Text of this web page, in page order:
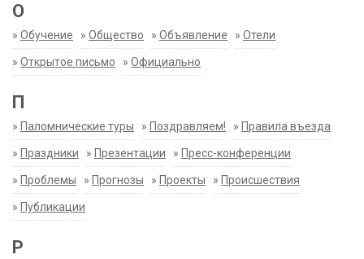
О
» Обучение » Общество » Объявление » Отели
» Открытое письмо » Официально
П
» Паломнические туры » Поздравляем! » Правила въезда
» Праздники » Презентации » Пресс-конференции
» Проблемы » Прогнозы » Проекты » Происшествия
» Публикации
Р